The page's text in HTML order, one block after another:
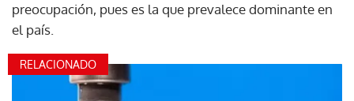
preocupación, pues es la que prevalece dominante en
el país.
RELACIONADO